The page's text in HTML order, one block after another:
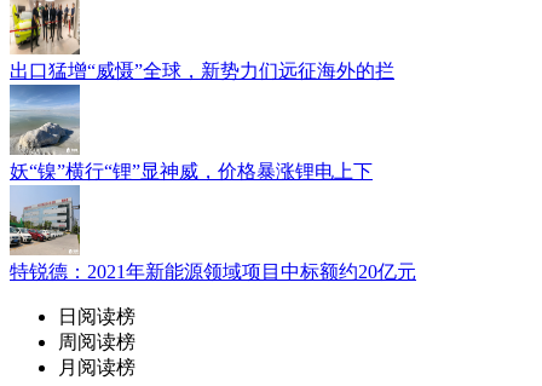
出口猛增“威慑”全球，新势力们远征海外的拦
妖“镍”横行“锂”显神威，价格暴涨锂电上下
特锐德：2021年新能源领域项目中标额约20亿元
日阅读榜
周阅读榜
月阅读榜